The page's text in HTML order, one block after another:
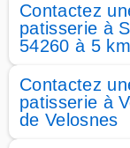
Contactez
patisserie à
54260 à 5
Contactez
patisserie à
de Velosnes